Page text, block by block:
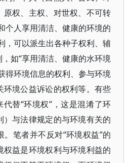
原权、主权、对世权、不可转
个人享用清洁、健康的环境的
，可以派生出各种子权利、辅
如“享用清洁、健康的水环境
得环境信息的权利、参与环境
环境公益诉讼的权利等。有些
代替“环境权”，这是混淆了环
与法律规定的与环境有关的
笔者并不反对“环境权益”的
益是环境权利与环境利益的